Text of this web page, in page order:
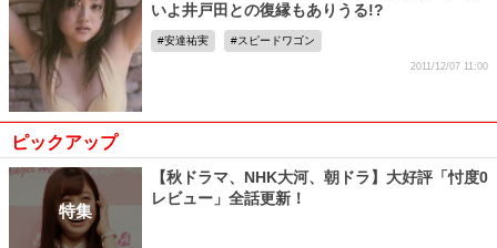
いよ井戸田との復縁もありうる!?
安達祐実 スピードワゴン
2011/12/07 11:00
ピックアップ
特集
【秋ドラマ、NHK大河、朝ドラ】大好評「忖度0
レビュー」全話更新！